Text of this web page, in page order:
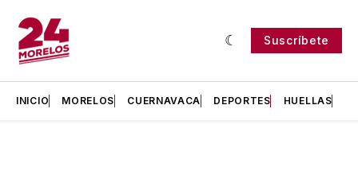
Suscríbete
INICIO MORELOS CUERNAVACA DEPORTES HUELLAS